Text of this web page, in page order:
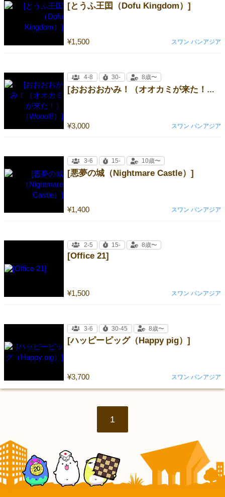
[とうふ王囯（Dofu Kingdom）]
¥1,500 スワン パンアジア
[おおおおかみ！（オオカミが来た！）（Wooolf!）]
¥3,000
4-8 30- 8歳〜
スワン パンアジア
[悪夢の城（Nightmare Castle）]
¥1,400
3-6 15- 10歳〜
スワン パンアジア
[Office 21]
¥1,500
2-5 15- 8歳〜
スワン パンアジア
[ハッピーピッグ（Happy pig）]
¥3,700
3-6 30-45 8歳〜
スワン パンアジア
1